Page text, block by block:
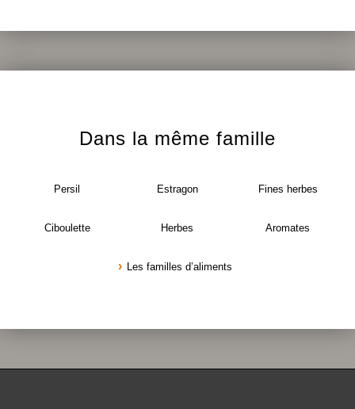
Dans la même famille
Persil Estragon Fines herbes
Ciboulette Herbes Aromates
Les familles d’aliments